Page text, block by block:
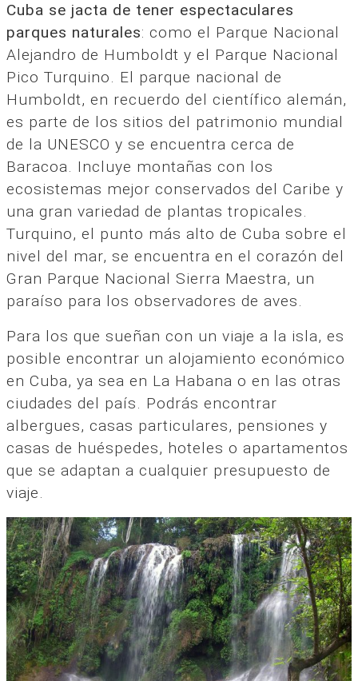
Cuba se jacta de tener espectaculares
parques naturales: como el Parque Nacional
Alejandro de Humboldt y el Parque Nacional
Pico Turquino. El parque nacional de
Humboldt, en recuerdo del científico alemán,
es parte de los sitios del patrimonio mundial
de la UNESCO y se encuentra cerca de
Baracoa. Incluye montañas con los
ecosistemas mejor conservados del Caribe y
una gran variedad de plantas tropicales.
Turquino, el punto más alto de Cuba sobre el
nivel del mar, se encuentra en el corazón del
Gran Parque Nacional Sierra Maestra, un
paraíso para los observadores de aves.
Para los que sueñan con un viaje a la isla, es
posible encontrar un alojamiento económico
en Cuba, ya sea en La Habana o en las otras
ciudades del país. Podrás encontrar
albergues, casas particulares, pensiones y
casas de huéspedes, hoteles o apartamentos
que se adaptan a cualquier presupuesto de
viaje.